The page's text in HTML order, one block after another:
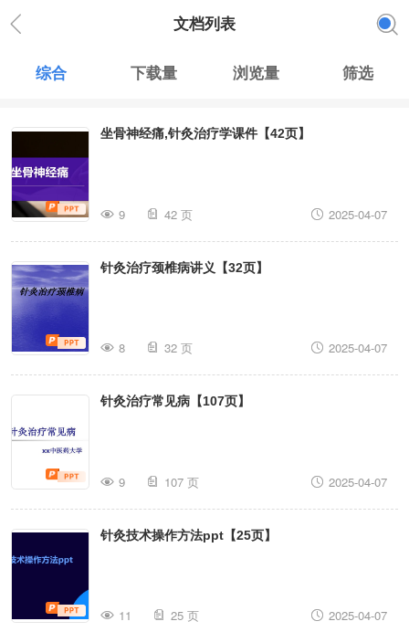
文档列表
综合 下载量 浏览量 筛选
坐骨神经痛,针灸治疗学课件【42页】
9 42 页 2025-04-07
针灸治疗颈椎病讲义【32页】
8 32 页 2025-04-07
针灸治疗常见病【107页】
9 107 页 2025-04-07
针灸技术操作方法ppt【25页】
11 25 页 2025-04-07